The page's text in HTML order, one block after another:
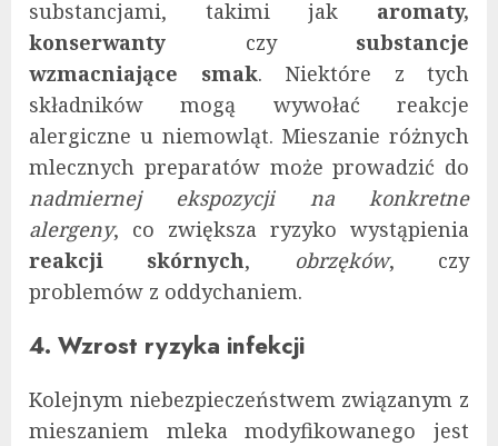
substancjami, takimi jak aromaty,
konserwanty czy substancje
wzmacniające smak. Niektóre z tych
składników mogą wywołać reakcje
alergiczne u niemowląt. Mieszanie różnych
mlecznych preparatów może prowadzić do
nadmiernej ekspozycji na konkretne
alergeny, co zwiększa ryzyko wystąpienia
reakcji skórnych, obrzęków, czy
problemów z oddychaniem.
4. Wzrost ryzyka infekcji
Kolejnym niebezpieczeństwem związanym z
mieszaniem mleka modyfikowanego jest